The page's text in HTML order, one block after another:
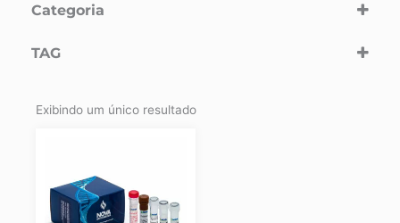
Categoria
TAG
Exibindo um único resultado